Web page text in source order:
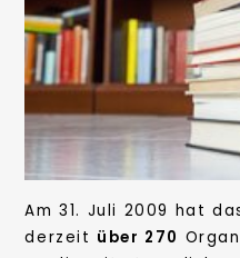
Am 31. Juli 2009 hat
derzeit über 270